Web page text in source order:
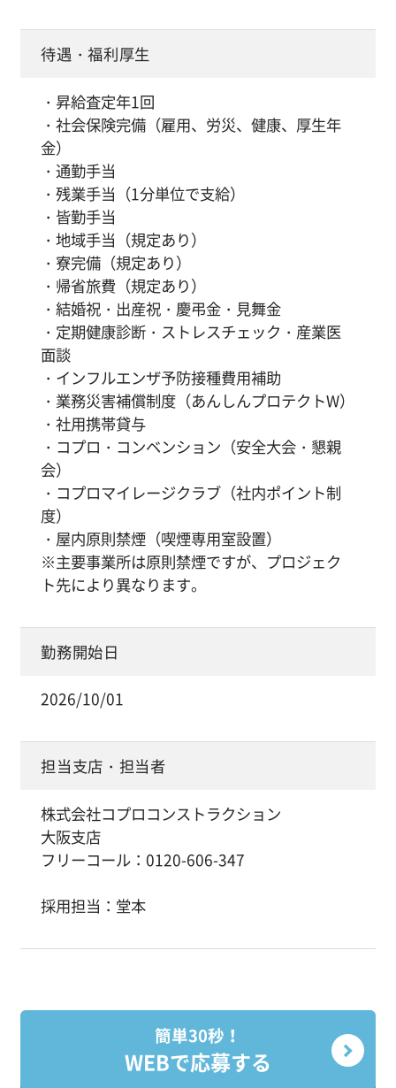
待遇・福利厚生
・昇給査定年1回
・社会保険完備（雇用、労災、健康、厚生年
金）
・通勤手当
・残業手当（1分単位で支給）
・皆勤手当
・地域手当（規定あり）
・寮完備（規定あり）
・帰省旅費（規定あり）
・結婚祝・出産祝・慶弔金・見舞金
・定期健康診断・ストレスチェック・産業医
面談
・インフルエンザ予防接種費用補助
・業務災害補償制度（あんしんプロテクトW）
・社用携帯貸与
・コプロ・コンベンション（安全大会・懇親
会）
・コプロマイレージクラブ（社内ポイント制
度）
・屋内原則禁煙（喫煙専用室設置）
※主要事業所は原則禁煙ですが、プロジェク
ト先により異なります。
勤務開始日
2026/10/01
担当支店・担当者
株式会社コプロコンストラクション
大阪支店
フリーコール：0120-606-347
採用担当：堂本
簡単30秒！
WEBで応募する